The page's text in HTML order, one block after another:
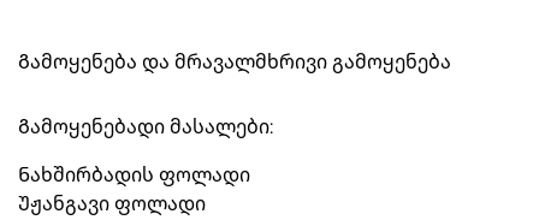
Გამოყენება და მრავალმხრივი გამოყენება
Გამოყენებადი მასალები:
Ნახშირბადის ფოლადი
Უჟანგავი ფოლადი